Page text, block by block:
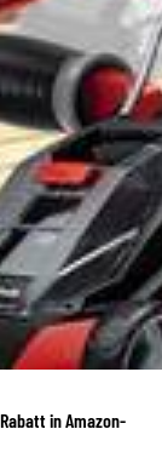
in Amazon-